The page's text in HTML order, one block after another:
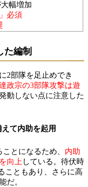
幅増加
必須
た編制
2部隊を足止めでき
政宗の3部隊攻撃は遊
動しない点に注意した
て内助を起用
とになるため、 内助
向上 している。待伏時
こともあり、さらに高
だ。